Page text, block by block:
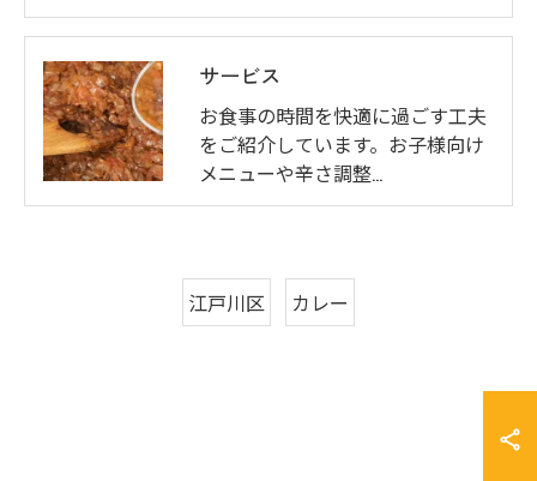
サービス
お食事の時間を快適に過ごす工夫
をご紹介しています。お子様向け
メニューや辛さ調整…
江戸川区 カレー